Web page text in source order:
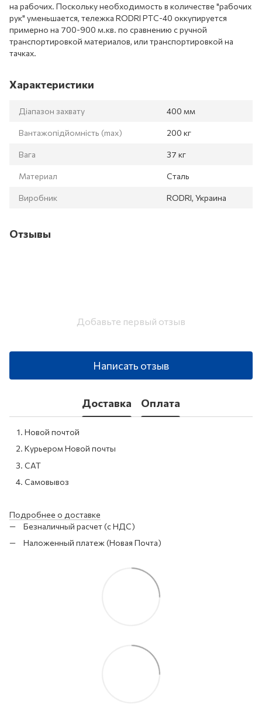
на рабочих. Поскольку необходимость в количестве "рабочих
рук" уменьшается, тележка RODRI PTC-40 оккупируется
примерно на 700-900 м.кв. по сравнению с ручной
транспортировкой материалов, или транспортировкой на
тачках.
Характеристики
Діапазон захвату 400 мм
Вантажопідйомність (max) 200 кг
Вага 37 кг
Материал Сталь
Виробник RODRI, Украина
Отзывы
Добавьте первый отзыв
Написать отзыв
Доставка Оплата
Новой почтой
Курьером Новой почты
САТ
Самовывоз
Подробнее о доставке
Безналичный расчет (с НДС)
Наложенный платеж (Новая Почта)